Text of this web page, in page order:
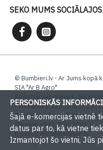
SEKO MUMS
© Bumbieri.lv - Ar Jums kopā
SIA "Ar B Agro"
Reģistrācijas numurs:
PVN numurs: LV50003537571
Juridiskā adrese: Tukuma
Tālrunis: +371 29393001
E-pasts:info@bumbieri.lv
PERSONISKĀS
Šajā e-komercijas vietnē
datus par to, kā vietne
Izmantojot šo vietni, Jūs